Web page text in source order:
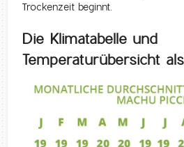
Trockenzeit beginnt.
Die Klimatabelle und
Temperaturübersicht